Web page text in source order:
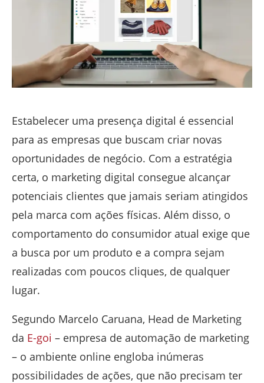
Estabelecer uma presença digital é essencial
para as empresas que buscam criar novas
oportunidades de negócio. Com a estratégia
certa, o marketing digital consegue alcançar
potenciais clientes que jamais seriam atingidos
pela marca com ações físicas. Além disso, o
comportamento do consumidor atual exige que
a busca por um produto e a compra sejam
realizadas com poucos cliques, de qualquer
lugar.
Segundo Marcelo Caruana, Head de Marketing
da E-goi – empresa de automação de marketing
– o ambiente online engloba inúmeras
possibilidades de ações, que não precisam ter